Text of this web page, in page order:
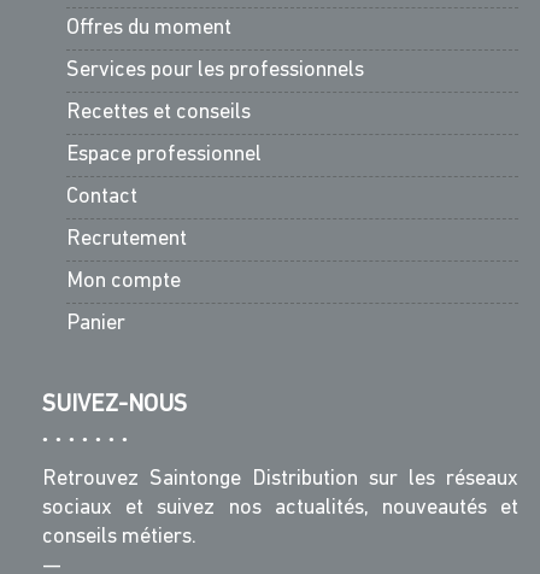
Offres du moment
Services pour les professionnels
Recettes et conseils
Espace professionnel
Contact
Recrutement
Mon compte
Panier
SUIVEZ-NOUS
Retrouvez Saintonge Distribution sur les réseaux
sociaux et suivez nos actualités, nouveautés et
conseils métiers.
—